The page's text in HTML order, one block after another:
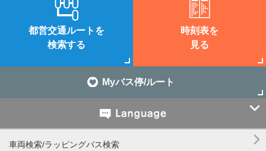
都営交通ルートを
検索する
時刻表を
見る
Myバス停/ルート

車両検索/ラッピングバス検索 